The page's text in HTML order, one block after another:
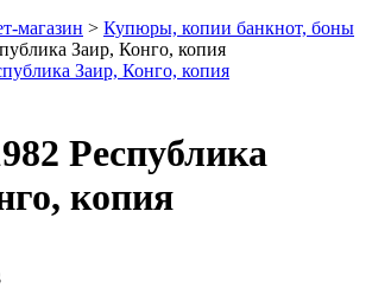
магазин > Купюры, копии банкнот, боны
Заир, Конго, копия
Республика
копия